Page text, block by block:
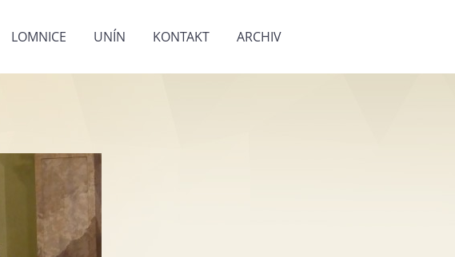
LOMNICE UNÍN KONTAKT ARCHIV